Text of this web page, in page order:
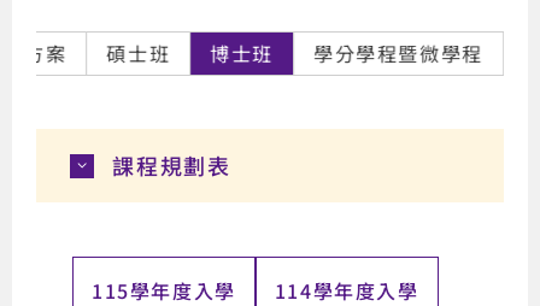
方案 碩士班 博士班 學分學程暨微學程
課程規劃表
115學年度入學 114學年度入學